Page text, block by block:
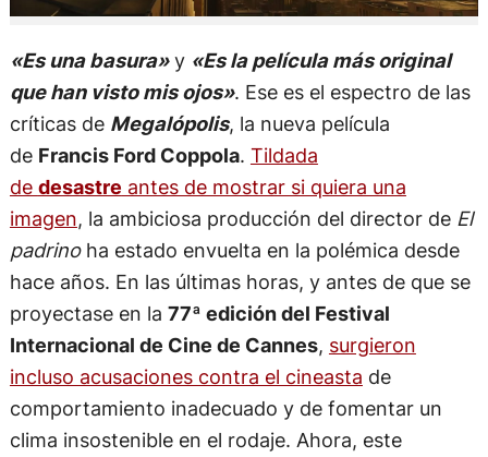
«Es una basura»y «Es la película más original
que han visto mis ojos». Ese es el espectro de las
críticas de Megalópolis, la nueva película
de Francis Ford Coppola. Tildada
de desastre antes de mostrar si quiera una
imagen, la ambiciosa producción del director de El
padrinoha estado envuelta en la polémica desde
hace años. En las últimas horas, y antes de que se
proyectase en la 77ª edición del Festival
Internacional de Cine de Cannes, surgieron
incluso acusaciones contra el cineasta de
comportamiento inadecuado y de fomentar un
clima insostenible en el rodaje. Ahora, este